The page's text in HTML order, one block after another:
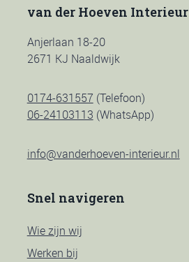
van der Hoeven Interieur
Anjerlaan 18-20
2671 KJ Naaldwijk
0174-631557 (Telefoon)
06-24103113 (WhatsApp)
info@vanderhoeven-interieur.nl
Snel navigeren
Wie zijn wij
Werken bij